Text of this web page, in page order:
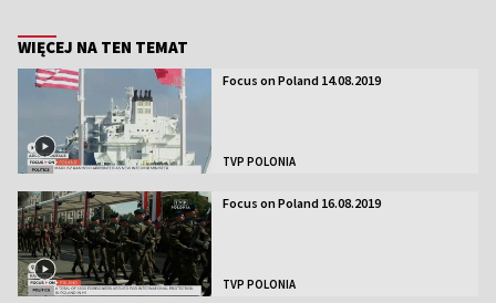
WIĘCEJ NA TEN TEMAT
Focus on Poland 14.08.2019
TVP POLONIA
Focus on Poland 16.08.2019
TVP POLONIA